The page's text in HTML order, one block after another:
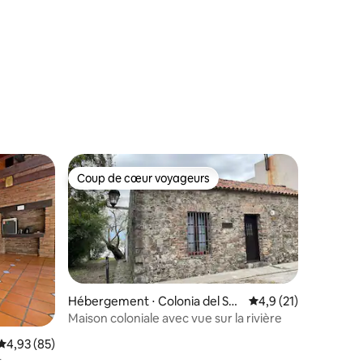
: 5 sur 5
: 4,95 sur 5
moyenne sur la base de 85 commentaires : 4,93 sur 5
4,93 (85)
Coup de cœur voyageurs
Coup de cœur voyageurs
Hébergement ⋅ Colonia del Sac
ramento
Évaluation
4,9 (21)
Maison coloniale avec vue sur la rivière